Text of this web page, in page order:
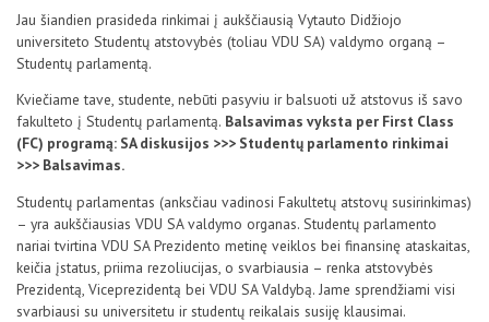
D.U.K
Kontaktai
Jau šiandien prasideda rinkimai į aukščiausią Vytauto Didžiojo
universiteto Studentų atstovybės (toliau VDU SA) valdymo organą –
Studentų parlamentą.
Kviečiame tave, studente, nebūti pasyviu ir balsuoti už atstovus iš savo
fakulteto į Studentų parlamentą. Balsavimas vyksta per First Class
(FC) programą: SA diskusijos >>> Studentų parlamento rinkimai
>>> Balsavimas.
Studentų parlamentas (anksčiau vadinosi Fakultetų atstovų susirinkimas)
– yra aukščiausias VDU SA valdymo organas. Studentų parlamento
nariai tvirtina VDU SA Prezidento metinę veiklos bei finansinę ataskaitas,
keičia įstatus, priima rezoliucijas, o svarbiausia – renka atstovybės
Prezidentą, Viceprezidentą bei VDU SA Valdybą. Jame sprendžiami visi
svarbiausi su universitetu ir studentų reikalais susiję klausimai.